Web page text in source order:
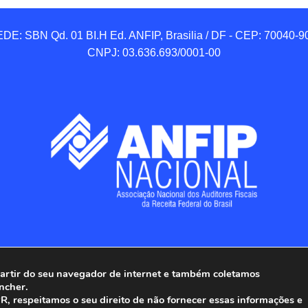
SBN Qd. 01 BI.H Ed. ANFIP, Brasilia / DF - CEP: 70040-
CNPJ: 03.636.693/0001-00
Nacional dos Auditores Fiscais da Receita Federal
do seu navegador de internet e também coletamos
respeitamos o seu direito de não fornecer essas informações e